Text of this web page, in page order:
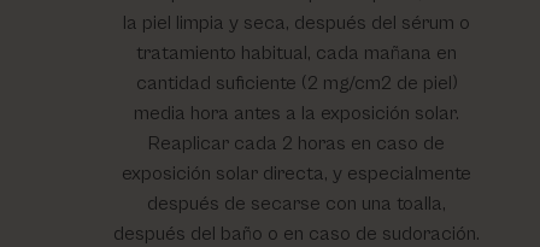
la piel limpia y seca, después del sérum o
tratamiento habitual, cada mañana en
cantidad suficiente (2 mg/cm2 de piel)
media hora antes a la exposición solar.
Reaplicar cada 2 horas en caso de
exposición solar directa, y especialmente
después de secarse con una toalla,
después del baño o en caso de sudoración.